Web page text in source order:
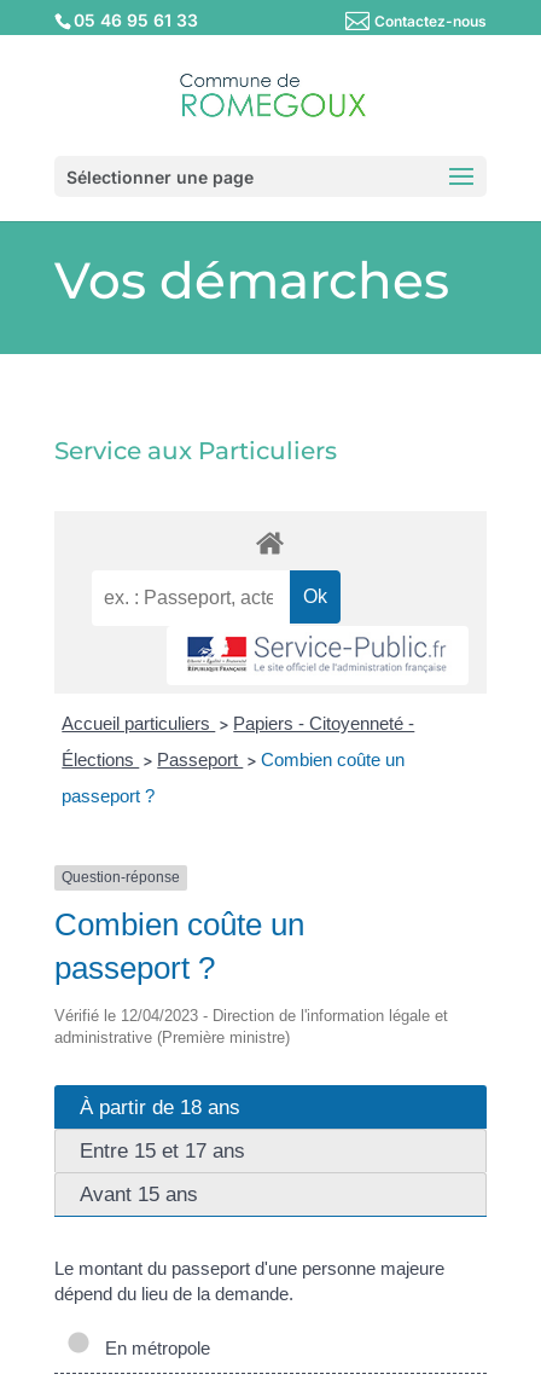
05 46 95 61 33 Contactez-nous
Sélectionner une page
Vos démarches
Service aux Particuliers
Accueil particuliers > Papiers - Citoyenneté -
Élections > Passeport > Combien coûte un
passeport ?
Question-réponse
Combien coûte un
passeport ?
Vérifié le 12/04/2023 - Direction de l'information légale et
administrative (Première ministre)
À partir de 18 ans
Entre 15 et 17 ans
Avant 15 ans
Le montant du passeport d'une personne majeure
dépend du lieu de la demande.
En métropole